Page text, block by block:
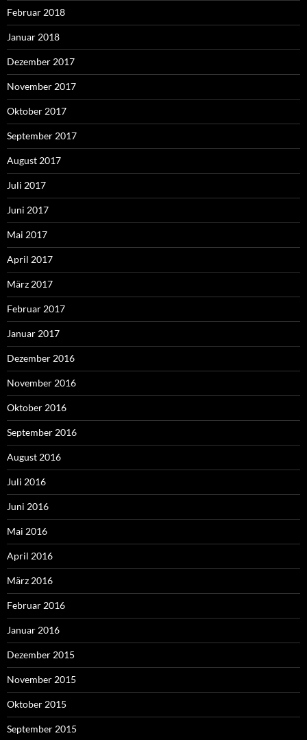
Februar 2018
Januar 2018
Dezember 2017
November 2017
Oktober 2017
September 2017
August 2017
Juli 2017
Juni 2017
Mai 2017
April 2017
März 2017
Februar 2017
Januar 2017
Dezember 2016
November 2016
Oktober 2016
September 2016
August 2016
Juli 2016
Juni 2016
Mai 2016
April 2016
März 2016
Februar 2016
Januar 2016
Dezember 2015
November 2015
Oktober 2015
September 2015